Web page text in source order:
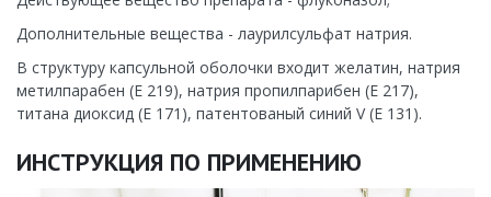
Дополнительные вещества - лаурилсульфат натрия.
В структуру капсульной оболочки входит желатин, натрия
метилпарабен (Е 219), натрия пропилпарибен (Е 217),
титана диоксид (Е 171), патентованый синий V (Е 131).
ИНСТРУКЦИЯ ПО ПРИМЕНЕНИЮ